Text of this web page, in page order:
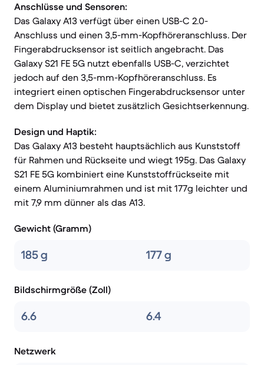
Anschlüsse und Sensoren:
Das Galaxy A13 verfügt über einen USB-C 2.0-
Anschluss und einen 3,5-mm-Kopfhöreranschluss. Der
Fingerabdrucksensor ist seitlich angebracht. Das
Galaxy S21 FE 5G nutzt ebenfalls USB-C, verzichtet
jedoch auf den 3,5-mm-Kopfhöreranschluss. Es
integriert einen optischen Fingerabdrucksensor unter
dem Display und bietet zusätzlich Gesichtserkennung.
Design und Haptik:
Das Galaxy A13 besteht hauptsächlich aus Kunststoff
für Rahmen und Rückseite und wiegt 195g. Das Galaxy
S21 FE 5G kombiniert eine Kunststoffrückseite mit
einem Aluminiumrahmen und ist mit 177g leichter und
mit 7,9 mm dünner als das A13.
Gewicht (Gramm)
185 g 177 g
Bildschirmgröße (Zoll)
6.6 6.4
Netzwerk